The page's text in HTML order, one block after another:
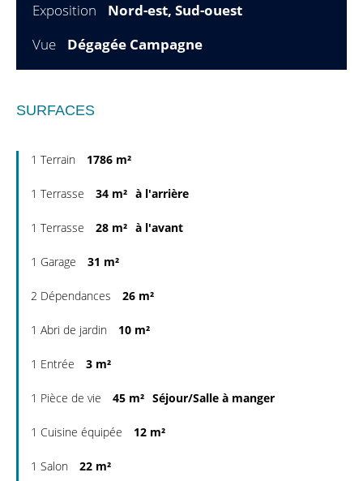
Exposition
Nord-est, Sud-ouest
Vue
Dégagée Campagne
SURFACES
1 Terrain 1786 m²
1 Terrasse 34 m² à l'arrière
1 Terrasse 28 m² à l'avant
1 Garage 31 m²
2 Dépendances 26 m²
1 Abri de jardin 10 m²
1 Entrée 3 m²
1 Pièce de vie 45 m² Séjour/Salle à manger
1 Cuisine équipée 12 m²
1 Salon 22 m²